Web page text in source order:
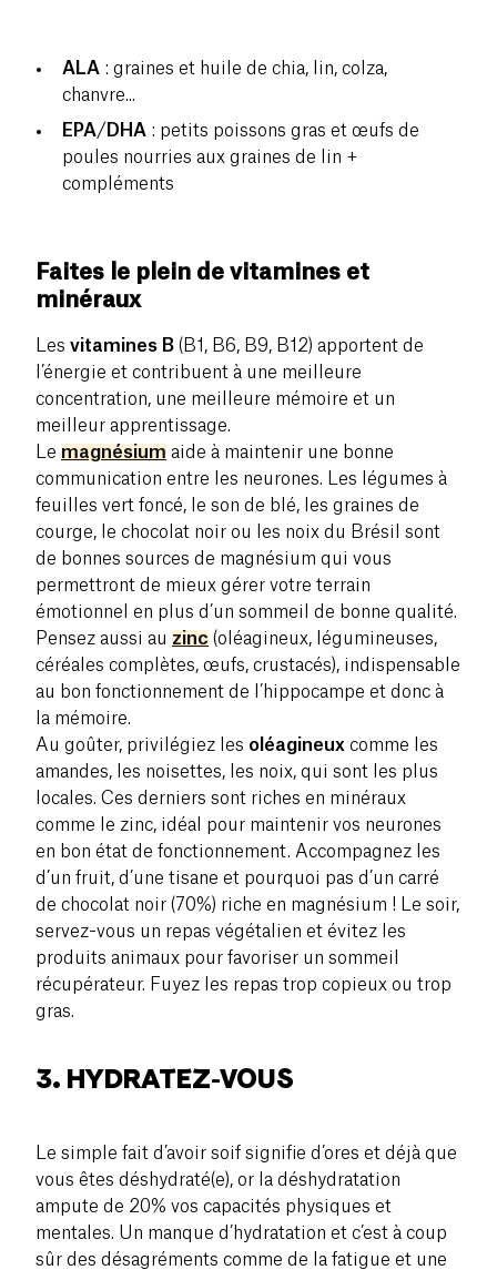
ALA : graines et huile de chia, lin, colza,
chanvre...
EPA/ DHA : petits poissons gras et œufs de
poules nourries aux graines de lin +
compléments
Faites le plein de vitamines et
minéraux
Les vitamines B (B1, B6, B9, B12) apportent de
l’énergie et contribuent à une meilleure
concentration, une meilleure mémoire et un
meilleur apprentissage.
Le magnésium aide à maintenir une bonne
communication entre les neurones. Les légumes à
feuilles vert foncé, le son de blé, les graines de
courge, le chocolat noir ou les noix du Brésil sont
de bonnes sources de magnésium qui vous
permettront de mieux gérer votre terrain
émotionnel en plus d’un sommeil de bonne qualité.
Pensez aussi au zinc (oléagineux, légumineuses,
céréales complètes, œufs, crustacés), indispensable
au bon fonctionnement de l’hippocampe et donc à
la mémoire.
Au goûter, privilégiez les oléagineux comme les
amandes, les noisettes, les noix, qui sont les plus
locales. Ces derniers sont riches en minéraux
comme le zinc, idéal pour maintenir vos neurones
en bon état de fonctionnement. Accompagnez les
d’un fruit, d’une tisane et pourquoi pas d’un carré
de chocolat noir (70%) riche en magnésium ! Le soir,
servez-vous un repas végétalien et évitez les
produits animaux pour favoriser un sommeil
récupérateur. Fuyez les repas trop copieux ou trop
gras.
3. HYDRATEZ-VOUS
Le simple fait d’avoir soif signifie d’ores et déjà que
vous êtes déshydraté(e), or la déshydratation
ampute de 20% vos capacités physiques et
mentales. Un manque d’hydratation et c’est à coup
sûr des désagréments comme de la fatigue et une